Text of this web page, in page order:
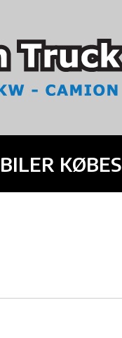
KØBES